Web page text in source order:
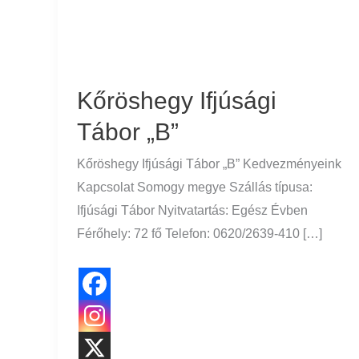
Kőröshegy Ifjúsági
Tábor „B”
Kőröshegy Ifjúsági Tábor „B” Kedvezményeink
Kapcsolat Somogy megye Szállás típusa:
Ifjúsági Tábor Nyitvatartás: Egész Évben
Férőhely: 72 fő Telefon: 0620/2639-410 […]